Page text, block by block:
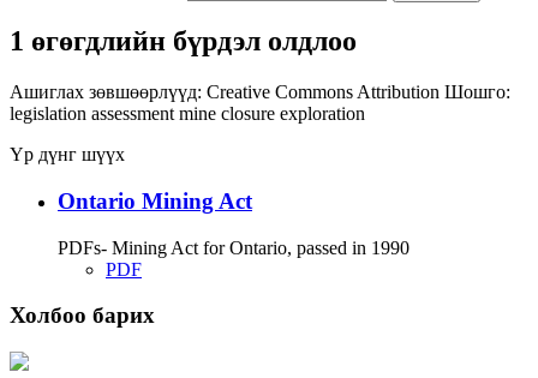
1 өгөгдлийн бүрдэл олдлоо
Ашиглах зөвшөөрлүүд: Creative Commons Attribution Шошго:
legislation assessment mine closure exploration
Үр дүнг шүүх
Ontario Mining Act
PDFs- Mining Act for Ontario, passed in 1990
PDF
Холбоо барих